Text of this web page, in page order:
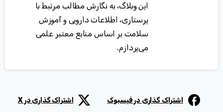
این وبلاگ، به نگارش مطالب مرتبط با
پرستاری، اطلاعات دارویی و آموزش
سلامت بر اساس منابع معتبر علمی
می‌پردازم.
اشتراک گذاری در فیسبوک اشتراک گذاری در X